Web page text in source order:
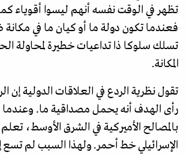
تظهر في الوقت نفسه أنهم ليسوا أقوياء
فعندما تكون دولة ما أو كيان ما في
تسلك سلوكا ذا تداعيات خطيرة لمحاولة
المكانة.
تقول نظرية الردع في العلاقات الدولية إن
رأى الهدف أنه يحمل مصداقية ما. وعندما
بالمصالح الأميركية في الشرق الأوسط، تعلم
الإسرائيلي خط أحمر. ولهذا السبب لم تسع